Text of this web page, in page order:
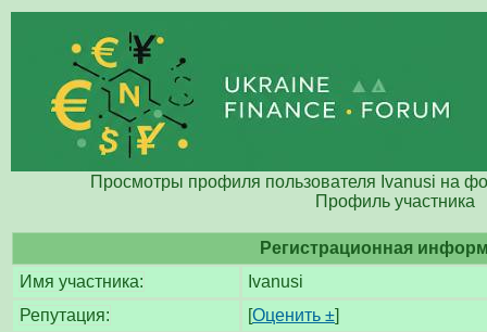
Просмотры профиля пользователя Ivanusi на
Профиль участника
Регистрационная
Имя участника:
Ivanusi
Репутация:
[Оценить ±]